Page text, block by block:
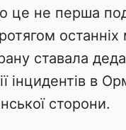
це не перша
останніх
ставала
інцидентів в
сторони.